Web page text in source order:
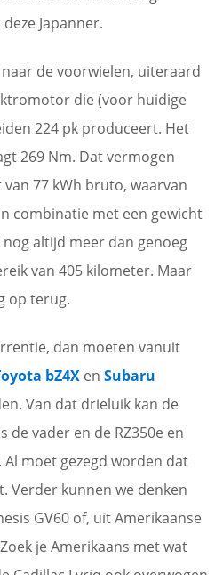
Japanner.
de voorwielen, uiteraard
die (voor huidige
224 pk produceert. Het
269 Nm. Dat vermogen
77 kWh bruto, waarvan
combinatie met een gewicht
altijd meer dan genoeg
van 405 kilometer. Maar
op terug.
dan moeten vanuit
bZ4X en Subaru
Van dat drieluik kan de
de vader en de RZ350e en
moet gezegd worden dat
Verder kunnen we denken
GV60 of, uit Amerikaanse
je Amerikaans met wat